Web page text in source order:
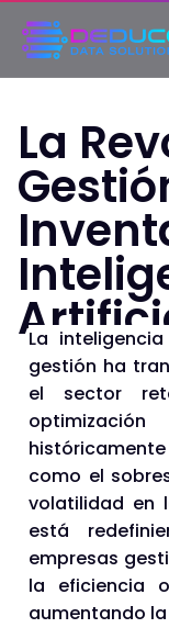
La
La
gestión ha
el sector
como el
volatilidad en
está
empresas
la eficiencia
aumentando